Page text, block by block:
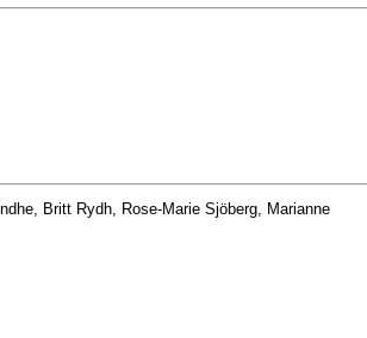
Britt Rydh, Rose-Marie Sjöberg, Marianne